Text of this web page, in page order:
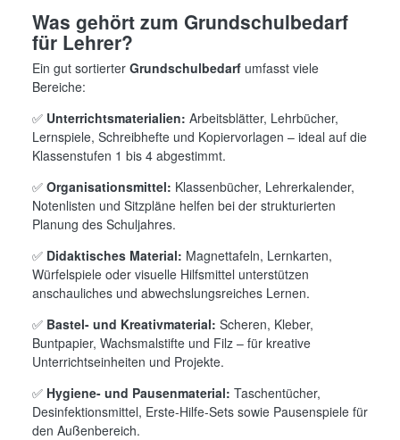
Was gehört zum Grundschulbedarf
für Lehrer?
Ein gut sortierter Grundschulbedarf umfasst viele
Bereiche:
✅ Unterrichtsmaterialien: Arbeitsblätter, Lehrbücher,
Lernspiele, Schreibhefte und Kopiervorlagen – ideal auf die
Klassenstufen 1 bis 4 abgestimmt.
✅ Organisationsmittel: Klassenbücher, Lehrerkalender,
Notenlisten und Sitzpläne helfen bei der strukturierten
Planung des Schuljahres.
✅ Didaktisches Material: Magnettafeln, Lernkarten,
Würfelspiele oder visuelle Hilfsmittel unterstützen
anschauliches und abwechslungsreiches Lernen.
✅ Bastel- und Kreativmaterial: Scheren, Kleber,
Buntpapier, Wachsmalstifte und Filz – für kreative
Unterrichtseinheiten und Projekte.
✅ Hygiene- und Pausenmaterial: Taschentücher,
Desinfektionsmittel, Erste-Hilfe-Sets sowie Pausenspiele für
den Außenbereich.